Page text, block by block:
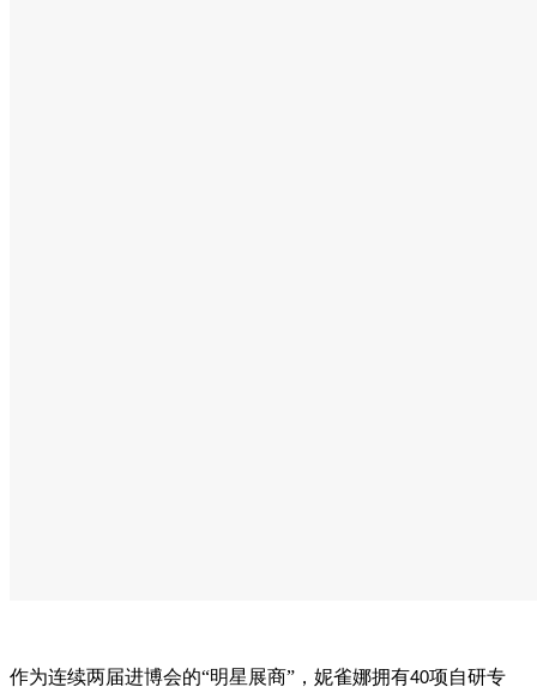
作为连续两届进博会的“明星展商”，妮雀娜拥有40项自研专